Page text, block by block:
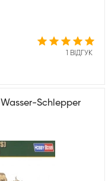
1 ВІДГУК
Schlepper